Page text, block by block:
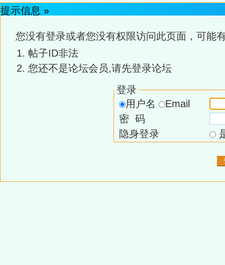
提示信息 »
您没有登录或者您没有权限访问此页面，可能
帖子ID非法
您还不是论坛会员,请先登录论坛
登录
用户名
Email
密 码
隐身登录